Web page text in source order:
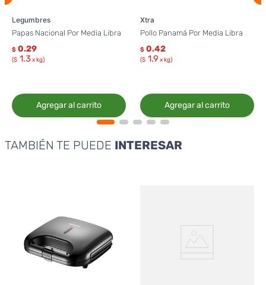
Legumbres
Papas Nacional Por Media Libra
$ 0.29
($ 1.3x kg)
Agregar al carrito
Xtra
Pollo Panamá Por Media Libra
$ 0.42
($ 1.9 x kg)
Agregar al carrito
TAMBIÉN TE PUEDE INTERESAR